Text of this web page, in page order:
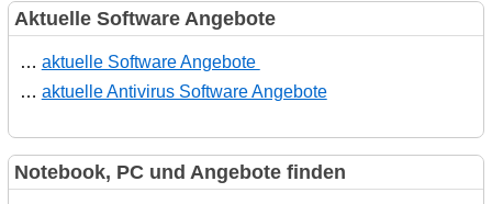
Aktuelle Software Angebote
… aktuelle Software Angebote
… aktuelle Antivirus Software Angebote
Notebook, PC und Angebote finden